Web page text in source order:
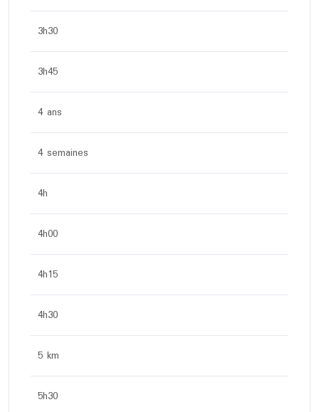
3h30
3h45
4 ans
4 semaines
4h
4h00
4h15
4h30
5 km
5h30